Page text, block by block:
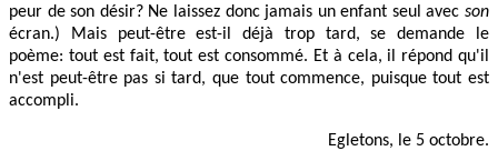
peur de son désir? Ne laissez donc jamais un enfant seul avec son
écran.) Mais peut-être est-il déjà trop tard, se demande le
poème: tout est fait, tout est consommé. Et à cela, il répond qu'il
n'est peut-être pas si tard, que tout commence, puisque tout est
accompli.
Egletons, le 5 octobre.